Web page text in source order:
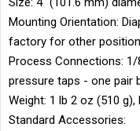
Mounting Orientation:
factory for other position
Process Connections:
pressure taps - one pair
Weight: 1 lb 2 oz (510 g),
Standard Accessories: